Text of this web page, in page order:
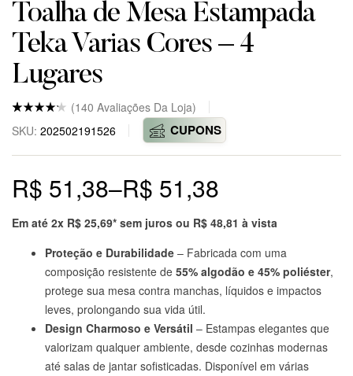
Toalha de Mesa Estampada
Teka Varias Cores – 4
Lugares
Nota 4.8
de 5
em
es
5
de
clientes
em
ace.
(140 Avaliações Da Loja)
SKU: 202502191526 CUPONS
R$ 51,38–R$ 51,38
Em até 2x R$ 25,69* sem juros ou R$ 48,81 à vista
Proteção e Durabilidade – Fabricada com uma
composição resistente de 55% algodão e 45% poliéster,
protege sua mesa contra manchas, líquidos e impactos
leves, prolongando sua vida útil.
Design Charmoso e Versátil – Estampas elegantes que
valorizam qualquer ambiente, desde cozinhas modernas
até salas de jantar sofisticadas. Disponível em várias